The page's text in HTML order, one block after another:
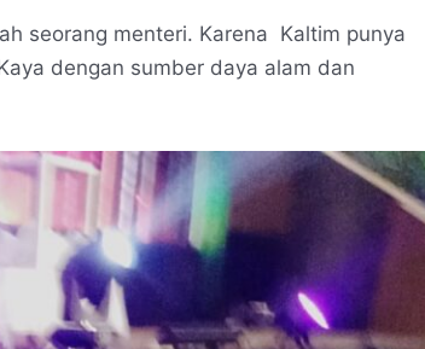
seorang menteri. Karena Kaltim punya
dengan sumber daya alam dan